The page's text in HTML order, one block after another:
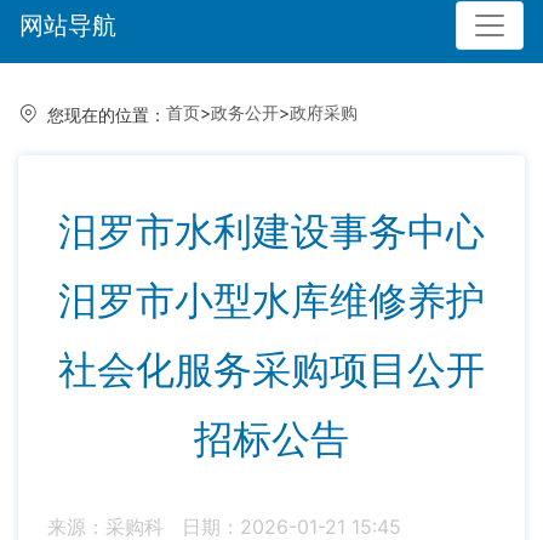
网站导航
您现在的位置： 首页>政务公开>政府采购
汨罗市水利建设事务中心
汨罗市小型水库维修养护
社会化服务采购项目公开
招标公告
来源：采购科
日期：2026-01-21 15:45